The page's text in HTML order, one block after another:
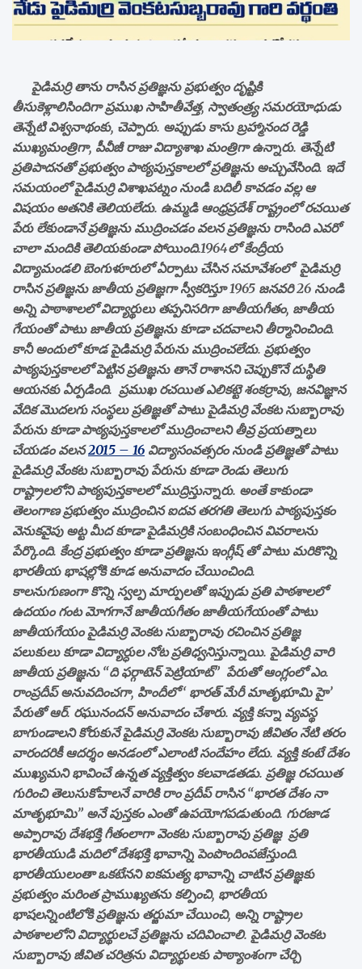
పైడిమర్రి తాను రాసిన ప్రతిజ్ఞను ప్రభుత్వం దృష్టికి
తీసుకెళ్లాలిసిందిగా ప్రముఖ సాహితీవేత్త, స్వాతంత్ర్య సమరయోధుడు
తెన్నేటి విశ్వనాథంకు, చెప్పారు. అప్పుడు కాసు బ్రహ్మానంద రెడ్డి
ముఖ్యమంత్రిగా, పీవీజీ రాజు విద్యాశాఖ మంత్రిగా ఉన్నారు. తెన్నేటి
ప్రతిపాదనతో ప్రభుత్వం పాఠ్యపుస్తకాలలో ప్రతిజ్ఞను అచ్చువేసింది. ఇదే
సమయంలో పైడిమర్రి విశాఖపట్నం నుండి బదిలీ కావడం వల్ల ఆ
విషయం అతనికి తెలియలేదు. ఉమ్మడి ఆంధ్రప్రదేశ్ రాష్ట్రంలో రచయిత
పేరు లేకుండానే ప్రతిజ్ఞను ముద్రించడం వలన ప్రతిజ్ఞను రాసింది ఎవరో
చాలా మందికి తెలియకుండా పోయింది.1964లో కేంద్రీయ
విద్యామండలి బెంగుళూరులో ఏర్పాటు చేసిన సమావేశంలో పైడిమర్రి
రాసిన ప్రతిజ్ఞను జాతీయ ప్రతిజ్ఞగా స్వీకరిస్తూ 1965 జనవరి 26 నుండి
అన్ని పాఠాశాలలో విద్యార్థులు తప్పనిసరిగా జాతీయగీతం, జాతీయ
గేయంతో పాటు జాతీయ ప్రతిజ్ఞను కూడా చదవాలని తీర్మానించింది.
కానీ అందులో కూడ పైడిమర్రి పేరును ముద్రించలేదు. ప్రభుత్వం
పాఠ్యపుస్తకాలలో పెట్టిన ప్రతిజ్ఞను తానే రాశానని చెప్పుకొనే దుస్థితి
ఆయనకు ఏర్పడింది. ప్రముఖ రచయిత ఎలికట్టె శంకర్రావు, జనవిజ్ఞాన
వేదిక మొదలగు సంస్థలు ప్రతిజ్ఞతో పాటు పైడిమర్రి వేంకట సుబ్బారావు
పేరును కూడా పాఠ్యపుస్తకాలలో ముద్రించాలని తీవ్ర ప్రయత్నాలు
చేయడం వలన2015 – 16 విద్యాసంవత్సరం నుండి ప్రతిజ్ఞతో పాటు
పైడిమర్రి వేంకట సుబ్బారావు పేరును కూడా రెండు తెలుగు
రాష్ట్రాలలోని పాఠ్యపుస్తకాలలో ముద్రిస్తున్నారు. అంతే కాకుండా
తెలంగాణ ప్రభుత్వం ముద్రించిన ఐదవ తరగతి తెలుగు పాఠ్యపుస్తకం
వెనుకవైపు అట్ట మీద కూడా పైడిమర్రికి సంబంధించిన వివరాలను
పేర్కొంది. కేంద్ర ప్రభుత్వం కూడా ప్రతిజ్ఞను ఇంగ్లీష్ తో పాటు మరికొన్ని
భారతీయ భాషల్లోకి కూడ అనువాదం చేయించింది.
కాలనుగుణంగా కొన్ని స్వల్ప మార్పులతో ఇప్పుడు ప్రతి పాఠశాలలో
ఉదయం గంట మోగగానే జాతీయగీతం జాతీయగేయంతో పాటు
జాతీయగేయం పైడిమర్రి వెంకట సుబ్బారావు రచించిన ప్రతిజ్ఞ
పలుకులు కూడా విద్యార్ధుల నోట ప్రతిధ్వనిస్తున్నాయి. పైడిమర్రి వారి
జాతీయ ప్రతిజ్ఞను “ది ఫర్గాటెన్ పెట్రియాట్” పేరుతో ఆంగ్లంలో ఎం.
రాంప్రదీప్ అనువదించగా, హిందీలో ‘ భారత్ మేరీ మాతృభూమి హై’
పేరుతో ఆర్. రఘునందన్ అనువాదం చేశారు. వ్యక్తి కన్నా వ్యవస్థ
బాగుండాలని కోరుకునే పైడిమర్రి వెంకట సుబ్బారావు జీవితం నేటి తరం
వారందరికీ ఆదర్శం అనడంలో ఎలాంటి సందేహం లేదు. వ్యక్తి కంటే దేశం
ముఖ్యమని భావించే ఉన్నత వ్యక్తిత్వం కలవాడతడు. ప్రతిజ్ఞ రచయిత
గురించి తెలుసుకోవాలనే వారికి రాం ప్రదీప్ రాసిన “భారత దేశం నా
మాతృభూమి” అనే పుస్తకం ఎంతో ఉపయోగపడుతుంది. గురజాడ
అప్పారావు దేశభక్తి గీతంలాగా వెంకట సుబ్బారావు ప్రతిజ్ఞ ప్రతి
భారతీయుడి మదిలో దేశభక్తి భావాన్ని పెంపొందింపజేస్తుంది.
భారతీయులంతా ఒకటేనని ఐకమత్య భావాన్ని చాటిన ప్రతిజ్ఞకు
ప్రభుత్వం మరింత ప్రాముఖ్యతను కల్పించి, భారతీయ
భాషలన్నింటిలోకి ప్రతిజ్ఞను తర్జుమా చేయించి, అన్ని రాష్ట్రాల
పాఠశాలలోని విద్యార్థులచే ప్రతిజ్ఞను చదివించాలి. పైడిమర్రి వెంకట
సుబ్బారావు జీవిత చరిత్రను విద్యార్థులకు పాఠ్యాంశంగా చేర్చి